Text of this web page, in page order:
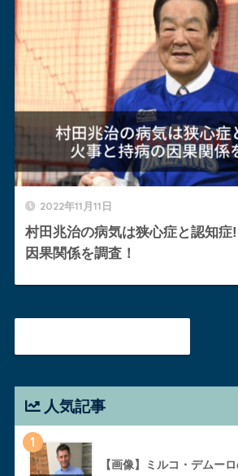
2022年11月11日
村田兆治の病気は狭心症と認知症
因果関係を調査！
人気記事
1
【画像】ミルコ・デムー